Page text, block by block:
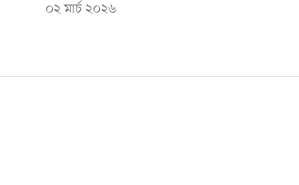
০২ মার্চ ২০২৬